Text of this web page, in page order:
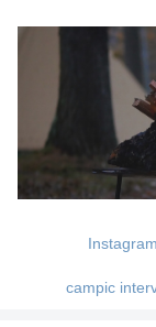
Instagram
campic